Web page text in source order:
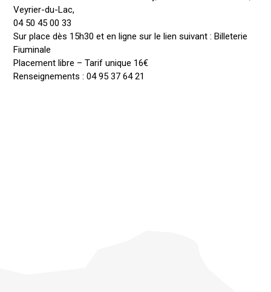
Veyrier-du-Lac,
04 50 45 00 33
Sur place dès 15h30 et en ligne sur le lien suivant : Billeterie
Fiuminale
Placement libre – Tarif unique 16€
Renseignements : 04 95 37 64 21